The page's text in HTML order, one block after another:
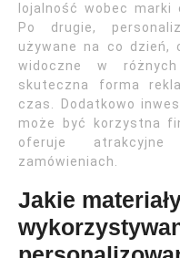
lojalność wobec marki
Po drugie,
używane na co
widoczne w
skuteczna forma
czas. Dodatkowo
może być korzystna
oferuje
zamówieniach.
Jakie